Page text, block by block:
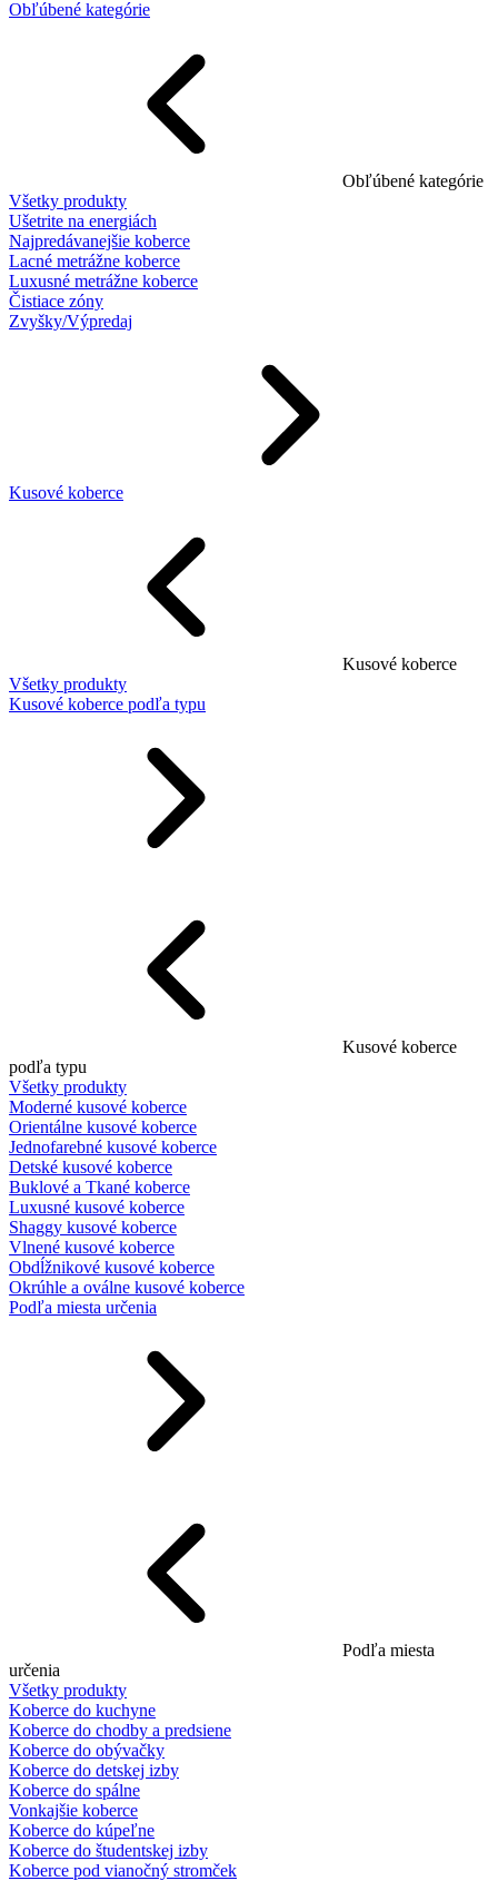
Obľúbené kategórie
Obľúbené kategórie
Všetky produkty
Ušetrite na energiách
Najpredávanejšie koberce
Lacné metrážne koberce
Luxusné metrážne koberce
Čistiace zóny
Zvyšky/Výpredaj
Kusové koberce
Kusové koberce
Všetky produkty
Kusové koberce podľa typu
Kusové koberce
podľa typu
Všetky produkty
Moderné kusové koberce
Orientálne kusové koberce
Jednofarebné kusové koberce
Detské kusové koberce
Buklové a Tkané koberce
Luxusné kusové koberce
Shaggy kusové koberce
Vlnené kusové koberce
Obdĺžnikové kusové koberce
Okrúhle a oválne kusové koberce
Podľa miesta určenia
Podľa miesta
určenia
Všetky produkty
Koberce do kuchyne
Koberce do chodby a predsiene
Koberce do obývačky
Koberce do detskej izby
Koberce do spálne
Vonkajšie koberce
Koberce do kúpeľne
Koberce do študentskej izby
Koberce pod vianočný stromček